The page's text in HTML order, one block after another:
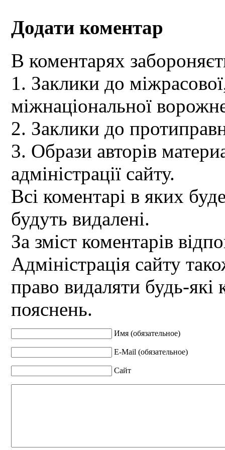
Додати коментар
В коментарях
1. Заклики до
міжнаціональної
2. Заклики до
3. Образи авторів
адміністрації сайту.
Всі коментарі в яких
будуть видалені.
За зміст коментарів
Адміністрація сайту
право видаляти будь-які
пояснень.
Имя (обязательное)
E-Mail (обязательное)
Сайт